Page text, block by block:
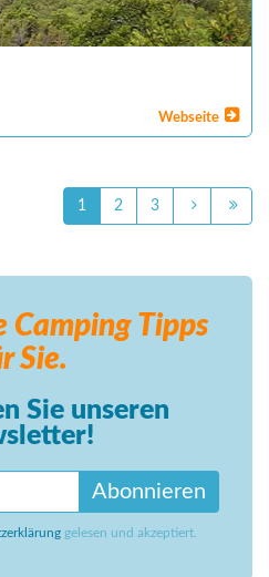
Webseite
1 2 3
Camping Tipps
Sie.
Sie unseren
Abonnieren
gelesen und akzeptiert.